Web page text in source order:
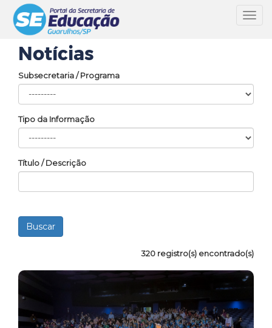
Notícias
Subsecretaria / Programa
Tipo da Informação
Título / Descrição
320 registro(s) encontrado(s)